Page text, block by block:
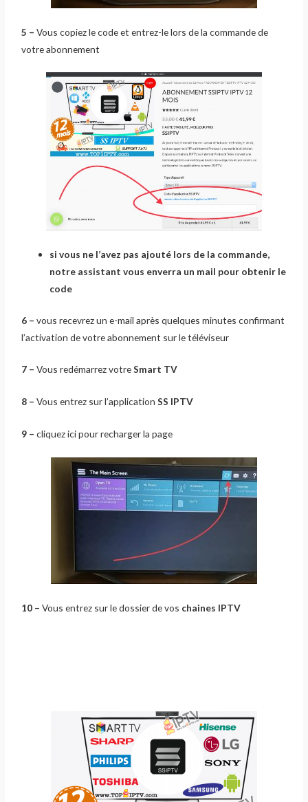
5 – Vous copiez le code et entrez-le lors de la commande de
votre abonnement
si vous ne l’avez pas ajouté lors de la commande,
notre assistant vous enverra un mail pour obtenir le
code
6 – vous recevrez un e-mail après quelques minutes confirmant
l’activation de votre abonnement sur le téléviseur
7 – Vous redémarrez votreSmart TV
8 – Vous entrez sur l’applicationSS IPTV
9 –cliquez ici pour recharger la page
10 – Vous entrez sur le dossier de vos chaines IPTV